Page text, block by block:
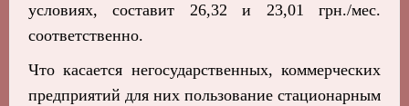
условиях, составит 26,32 и 23,01 грн./мес.
соответственно.
Что касается негосударственных, коммерческих
предприятий для них пользование стационарным